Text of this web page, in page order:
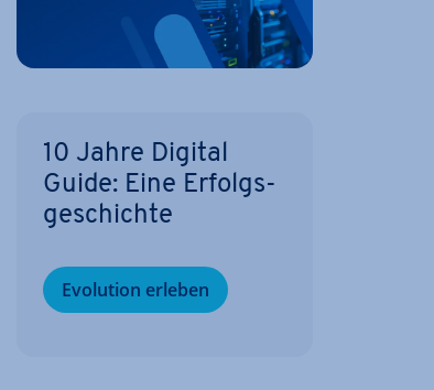
10 Jahre Digital
Guide: Eine Er­folgs­
ge­schich­te
Evolution erleben